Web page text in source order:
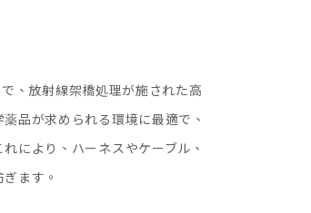
で、放射線架橋処理が施された高
品が求められる環境に最適で、
により、ハーネスやケーブル、
ます。